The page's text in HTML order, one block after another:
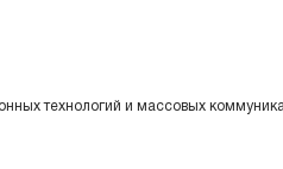
технологий и массовых